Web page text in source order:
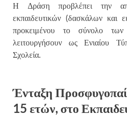
Η Δράση προβλέπει την
εκπαιδευτικών (δασκάλων και
προκειμένου το σύνολο
λειτουργήσουν ως Ενιαίου
Σχολεία.
Ένταξη
15 ετών, στο